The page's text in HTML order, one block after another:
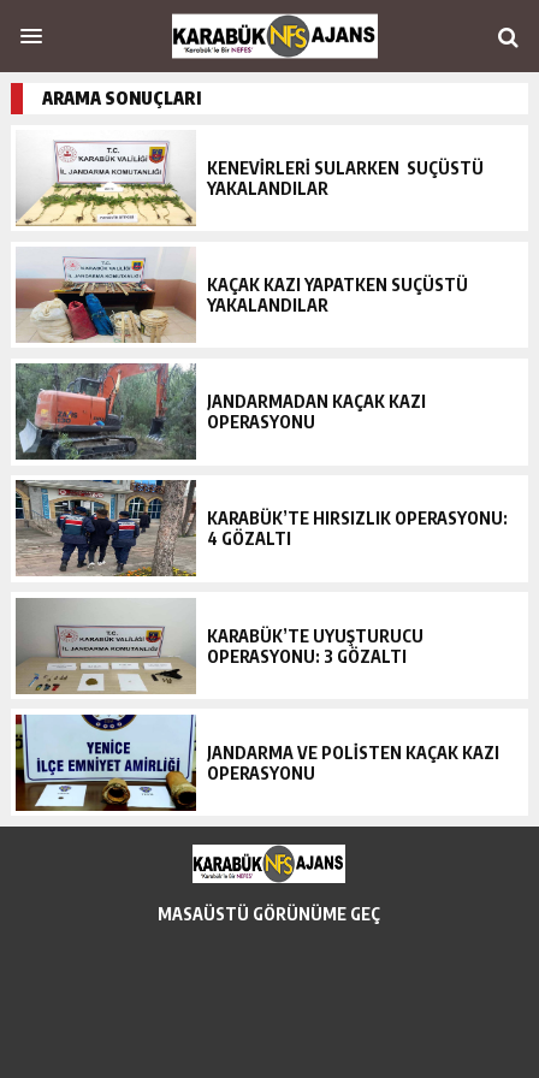
ARAMA SONUÇLARI
KENEVİRLERİ SULARKEN SUÇÜSTÜ
YAKALANDILAR
KAÇAK KAZI YAPATKEN SUÇÜSTÜ
YAKALANDILAR
JANDARMADAN KAÇAK KAZI
OPERASYONU
KARABÜK’TE HIRSIZLIK OPERASYONU:
4 GÖZALTI
KARABÜK’TE UYUŞTURUCU
OPERASYONU: 3 GÖZALTI
JANDARMA VE POLİSTEN KAÇAK KAZI
OPERASYONU
MASAÜSTÜ GÖRÜNÜME GEÇ